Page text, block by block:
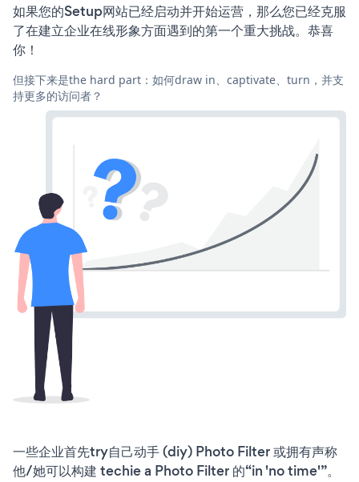
如果您的Setup网站已经启动并开始运营，那么您已经克服
了在建立企业在线形象方面遇到的第一个重大挑战。恭喜
你！
但接下来是the hard part：如何draw in、captivate、turn，并支
持更多的访问者？
一些企业首先try自己动手 (diy) Photo Filter 或拥有声称
他/她可以构建 techie a Photo Filter 的“in 'no time'”。